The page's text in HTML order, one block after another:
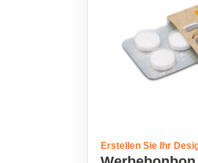
Erstellen Sie Ihr